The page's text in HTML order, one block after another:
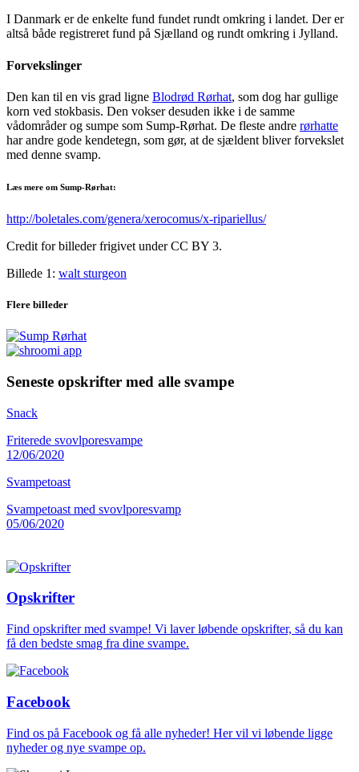
I Danmark er de enkelte fund fundet rundt omkring i landet. Der er
altså både registreret fund på Sjælland og rundt omkring i Jylland.
Forvekslinger
Den kan til en vis grad ligne Blodrød Rørhat, som dog har gullige
korn ved stokbasis. Den vokser desuden ikke i de samme
vådområder og sumpe som Sump-Rørhat. De fleste andre rørhatte
har andre gode kendetegn, som gør, at de sjældent bliver forvekslet
med denne svamp.
Læs mere om Sump-Rørhat:
http://boletales.com/genera/xerocomus/x-ripariellus/
Credit for billeder frigivet under CC BY 3.
Billede 1: walt sturgeon
Flere billeder
Seneste opskrifter med alle svampe
Snack
Friterede svovlporesvampe
12/06/2020
Svampetoast
Svampetoast med svovlporesvamp
05/06/2020
Opskrifter
Find opskrifter med svampe! Vi laver løbende opskrifter, så du kan
få den bedste smag fra dine svampe.
Facebook
Find os på Facebook og få alle nyheder! Her vil vi løbende ligge
nyheder og nye svampe op.